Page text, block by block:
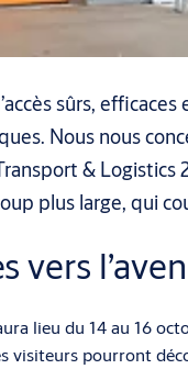
sûrs,
Nous nous
&
plus large, qui
vers
lieu du 14 au 16
visiteurs pourront